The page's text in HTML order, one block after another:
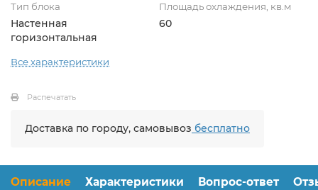
Тип блока
Настенная
горизонтальная
Площадь охлаждения, кв.м
60
Все характеристики
Распечатать
Доставка по городу, самовывоз бесплатно
Описание Характеристики Вопрос-ответ